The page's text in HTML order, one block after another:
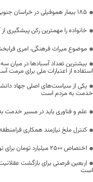
۱۸۵ بیمار هموفیلی در خراسان جنوبی تحت پوشش خدمات بیمه سلامت قرار دارند
خانواده را مهمترین رکن پیشگیری
موضوع میراث فرهنگی، امری
بیشترین تعداد آسبادها در میان
استفاده از اعتبارات ملی برای مرمت
یکی از سیاست‌های اصلی جهاد
خدمت به مردم است
علم و فناوری باید در مسیر خدمت
کنترل ملخ نیازمند همکاری
اختصاص 2500 میلیارد تومان برای توسعه راه‌های دوبانده خراسان جنوبی
اربعین فرصتی برای بازگشت
است